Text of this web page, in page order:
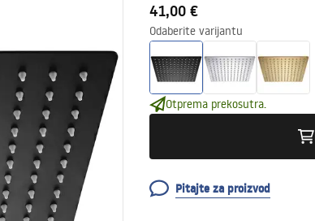
41,00 €
Odaberite varijantu
Otprema prekosutra.
Pitajte za proizvod